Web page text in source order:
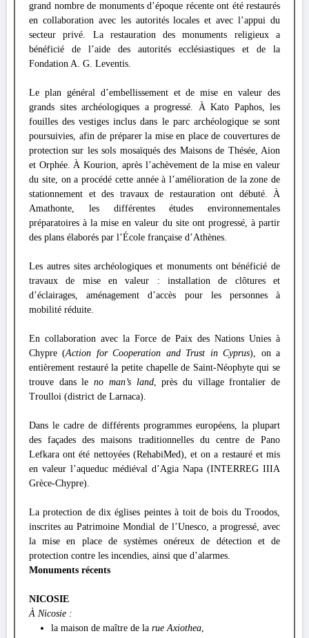
grand nombre de monuments d’époque récente ont été restaurés
en collaboration avec les autorités locales et avec l’appui du
secteur privé. La restauration des monuments religieux a
bénéficié de l’aide des autorités ecclésiastiques et de la
Fondation A. G. Leventis.
Le plan général d’embellissement et de mise en valeur des
grands sites archéologiques a progressé. À Kato Paphos, les
fouilles des vestiges inclus dans le parc archéologique se sont
poursuivies, afin de préparer la mise en place de couvertures de
protection sur les sols mosaïqués des Maisons de Thésée, Aion
et Orphée. À Kourion, après l’achèvement de la mise en valeur
du site, on a procédé cette année à l’amélioration de la zone de
stationnement et des travaux de restauration ont débuté. À
Amathonte, les différentes études environnementales
préparatoires à la mise en valeur du site ont progressé, à partir
des plans élaborés par l’École française d’Athènes.
Les autres sites archéologiques et monuments ont bénéficié de
travaux de mise en valeur : installation de clôtures et
d’éclairages, aménagement d’accès pour les personnes à
mobilité réduite.
En collaboration avec la Force de Paix des Nations Unies à
Chypre (Action for Cooperation and Trust in Cyprus), on a
entièrement restauré la petite chapelle de Saint-Néophyte qui se
trouve dans leno man’s land, près du village frontalier de
Troulloi (district de Larnaca).
Dans le cadre de différents programmes européens, la plupart
des façades des maisons traditionnelles du centre de Pano
Lefkara ont été nettoyées (RehabiMed), et on a restauré et mis
en valeur l’aqueduc médiéval d’Agia Napa (INTERREG IIIA
Grèce-Chypre).
La protection de dix églises peintes à toit de bois du Troodos,
inscrites au Patrimoine Mondial de l’Unesco, a progressé, avec
la mise en place de systèmes onéreux de détection et de
protection contre les incendies, ainsi que d’alarmes.
Monuments récents
NICOSIE
À Nicosie :
la maison de maître de la rue Axiothea,